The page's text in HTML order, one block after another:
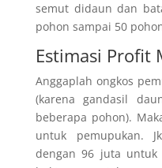
semut didaun dan
pohon sampai 50
Estimasi Profit
Anggaplah ongkos
(karena gandasil
beberapa pohon).
untuk pemupukan.
dengan 96 juta untuk